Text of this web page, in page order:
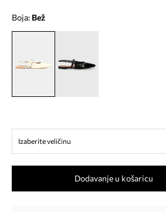
Boja: bež
Izaberite veličinu
Dodavanje u košaricu